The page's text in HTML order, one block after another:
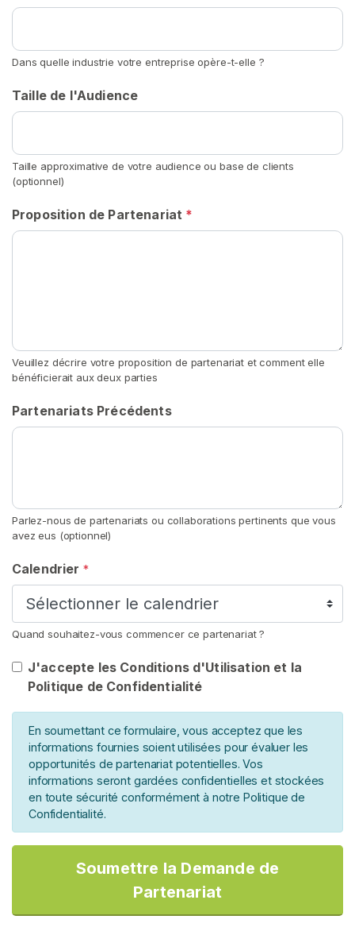
Dans quelle industrie votre entreprise opère-t-elle ?
Taille de l'Audience
Taille approximative de votre audience ou base de clients
(optionnel)
Proposition de Partenariat *
Veuillez décrire votre proposition de partenariat et comment elle
bénéficierait aux deux parties
Partenariats Précédents
Parlez-nous de partenariats ou collaborations pertinents que vous
avez eus (optionnel)
Calendrier *
Quand souhaitez-vous commencer ce partenariat ?
J'accepte les Conditions d'Utilisation et la
Politique de Confidentialité
En soumettant ce formulaire, vous acceptez que les
informations fournies soient utilisées pour évaluer les
opportunités de partenariat potentielles. Vos
informations seront gardées confidentielles et stockées
en toute sécurité conformément à notre Politique de
Confidentialité.
Soumettre la Demande de
Partenariat
s
C
o
n
t
u
F
r
a
t
o
n
F
l
a
t
u
l
e
n
e
D
o
m
n
t